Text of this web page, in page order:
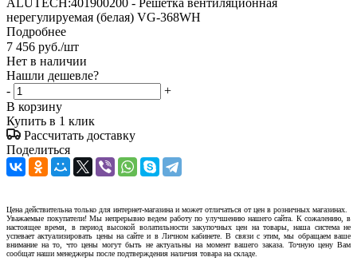
нерегулируемая (белая) VG-368WH
Подробнее
7 456 руб./шт
Нет в наличии
Нашли дешевле?
-
+
В корзину
Купить в 1 клик
Рассчитать доставку
Поделиться
Цена действительна только для интернет-магазина и может отличаться от цен в розничных магазинах.
Уважаемые покупатели! Мы непрерывно ведем работу по улучшению нашего сайта. К сожалению, в
настоящее время, в период высокой волатильности закупочных цен на товары, наша система не
успевает актуализировать цены на сайте и в Личном кабинете. В связи с этим, мы обращаем ваше
внимание на то, что цены могут быть не актуальны на момент вашего заказа. Точную цену Вам
сообщат наши менеджеры после подтверждения наличия товара на складе.